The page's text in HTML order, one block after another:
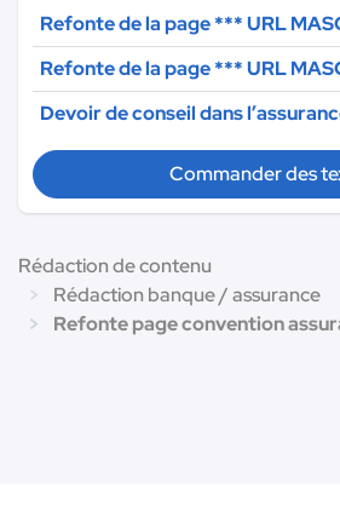
Refonte de la page*** URL
Refonte de la page*** URL
Devoir de conseil dans
Commander des
Rédaction de contenu
Rédaction banque / assurance
Refonte page convention